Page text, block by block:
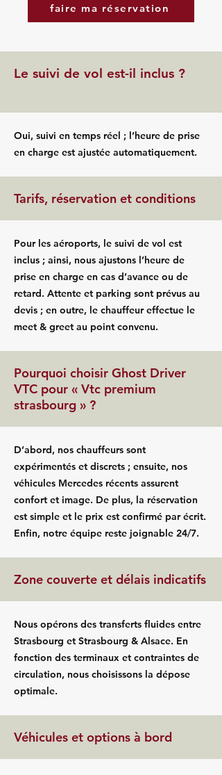
faire ma réservation
Le suivi de vol est-il inclus ?
Oui, suivi en temps réel ; l’heure de prise
en charge est ajustée automatiquement.
Tarifs, réservation et conditions
Pour les aéroports, le suivi de vol est
inclus ; ainsi, nous ajustons l’heure de
prise en charge en cas d’avance ou de
retard. Attente et parking sont prévus au
devis ; en outre, le chauffeur effectue le
meet & greet au point convenu.
Pourquoi choisir Ghost Driver
VTC pour « Vtc premium
strasbourg » ?
D’abord, nos chauffeurs sont
expérimentés et discrets ; ensuite, nos
véhicules Mercedes récents assurent
confort et image. De plus, la réservation
est simple et le prix est confirmé par écrit.
Enfin, notre équipe reste joignable 24/7.
Zone couverte et délais indicatifs
Nous opérons des transferts fluides entre
Strasbourg et Strasbourg & Alsace. En
fonction des terminaux et contraintes de
circulation, nous choisissons la dépose
optimale.
Véhicules et options à bord